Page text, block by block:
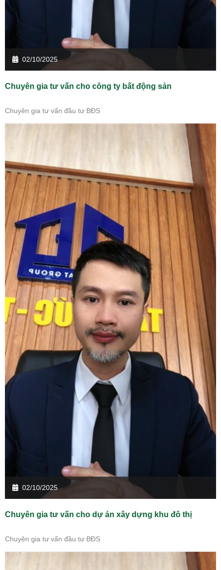
02/10/2025
Chuyên gia tư vấn cho công ty bất động sản
Chuyên gia tư vấn đầu tư BĐS
02/10/2025
Chuyên gia tư vấn cho dự án xây dựng khu đô thị
Chuyên gia tư vấn đầu tư BĐS